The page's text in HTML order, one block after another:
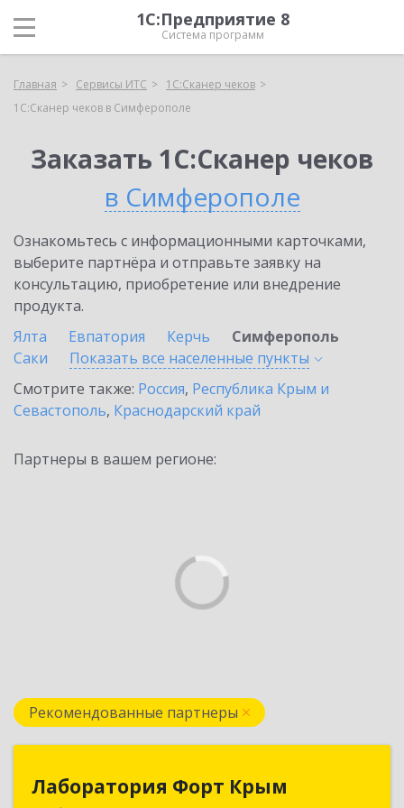
1С:Предприятие 8
Система программ
Главная Сервисы ИТС
1С:Сканер чеков
1С:Сканер чеков в Симферополе
Заказать 1С:Сканер чеков
в Симферополе
Ознакомьтесь с информационными карточками,
выберите партнёра и отправьте заявку на
консультацию, приобретение или внедрение
продукта.
Ялта
Евпатория Керчь
Симферополь
Саки
Показать все населенные пункты
Смотрите также: Россия, Республика Крым и
Севастополь, Краснодарский край
Партнеры в вашем регионе:
Рекомендованные партнеры
Лаборатория Форт Крым